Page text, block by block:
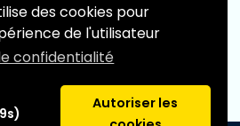
des cookies pour
de l'utilisateur
confidentialité
Autoriser les
de modifications]
prévue: